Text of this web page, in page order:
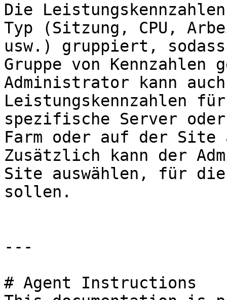
Die
Typ (Sitzung, CPU,
usw.) gruppiert,
Gruppe von
Administrator kann
Leistungskennzahlen
spezifische Server
Farm oder auf der Site
Zusätzlich kann der
Site auswählen, für die
sollen.
---
# Agent Instructions